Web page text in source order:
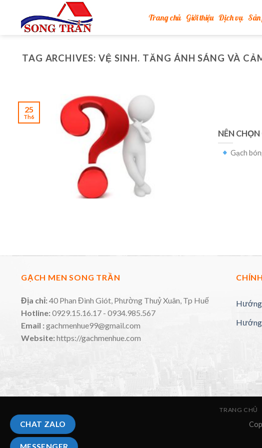
content
Trang chủ Giới thiệu Dịch vụ Sản
TAG ARCHIVES: VỆ SINH. TĂNG ÁNH SÁNG VÀ
NÊN
Gạch
25
Th6
GẠCH MEN SONG TRẦN
Địa chỉ:40 Phan Đình Giót, Phường Thuỷ Xuân, Tp Huế
Hotline:0929.15.16.17 - 0934.985.567
Email :gachmenhue99@gmail.com
Website:https://gachmenhue.com
Hướng
Hướng
TRANG CHỦ
CHAT ZALO